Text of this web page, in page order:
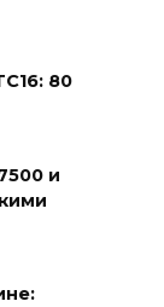
80
и